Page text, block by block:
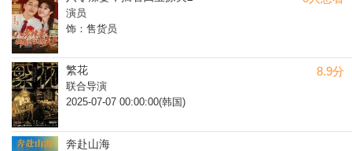
演员
饰：售货员
8.9分
繁花
联合导演
2025-07-07 00:00:00(韩国)
奔赴山海